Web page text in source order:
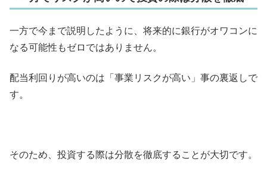
一方で今まで説明したように、将来的に銀行がオワコンに
なる可能性もゼロではありません。
配当利回りが高いのは「事業リスクが高い」事の裏返しで
す。
そのため、投資する際は分散を徹底することが大切です。